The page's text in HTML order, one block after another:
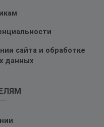
сайта и обработке
данных